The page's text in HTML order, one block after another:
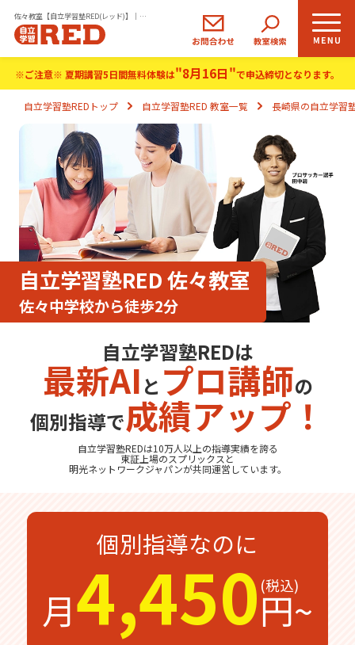
佐々教室【自立学習塾RED(レッド)】｜小学生・中学生・高校生の学習塾
小学生
コース
中学生
コース
高校生
コース
REDの思い
自立学習とは
ご入塾のながれ
生徒さま・保護者さまの声
よくあるご質問
無料体験
受付中
無料体験後そのままのご入塾で
入塾金 12,100円 無料
無料体験の
お問合わせは
※ご注意※ 夏期講習5日間無料体験は"8月16日"で申込締切となります。
自立学習塾REDトップ 自立学習塾RED 教室一覧 長崎県の自立学習
自立学習塾RED 佐々教室
佐々中学校から徒歩2分
自立学習塾REDは
最新AI と プロ講師の
個別指導で成績アップ！
自立学習塾REDは10万人以上の指導実績を誇る
東証上場のスプリックス と
明光ネットワークジャパンが共同運営しています。
個別指導なのに
月4,450円~